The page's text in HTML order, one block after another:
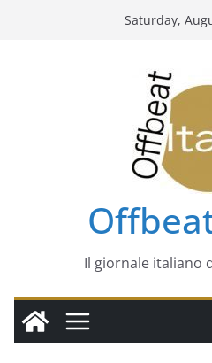
Saturday,
Il giornale italiano